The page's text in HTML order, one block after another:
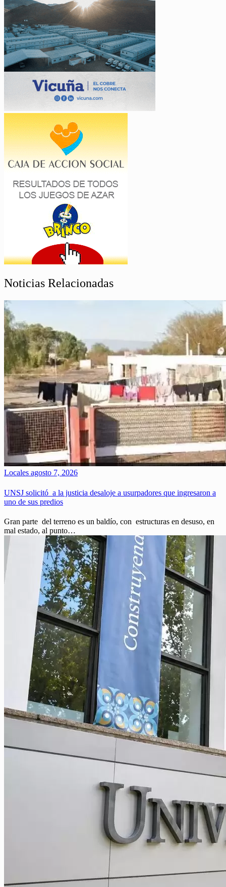
Noticias Relacionadas
Locales agosto 7, 2026
UNSJ solicitó a la justicia desaloje a usurpadores que ingresaron a
uno de sus predios
Gran parte del terreno es un baldío, con estructuras en desuso, en
mal estado, al punto…